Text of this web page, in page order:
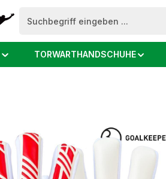
TORWARTHANDSCHUHE